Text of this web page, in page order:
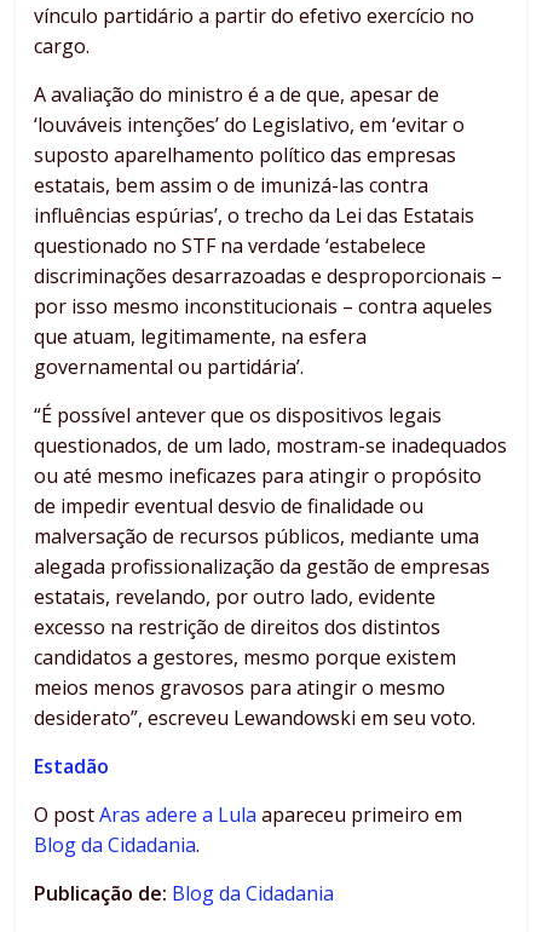
vínculo partidário a partir do efetivo exercício no
cargo.
A avaliação do ministro é a de que, apesar de
‘louváveis intenções’ do Legislativo, em ‘evitar o
suposto aparelhamento político das empresas
estatais, bem assim o de imunizá-las contra
influências espúrias’, o trecho da Lei das Estatais
questionado no STF na verdade ‘estabelece
discriminações desarrazoadas e desproporcionais –
por isso mesmo inconstitucionais – contra aqueles
que atuam, legitimamente, na esfera
governamental ou partidária’.
“É possível antever que os dispositivos legais
questionados, de um lado, mostram-se inadequados
ou até mesmo ineficazes para atingir o propósito
de impedir eventual desvio de finalidade ou
malversação de recursos públicos, mediante uma
alegada profissionalização da gestão de empresas
estatais, revelando, por outro lado, evidente
excesso na restrição de direitos dos distintos
candidatos a gestores, mesmo porque existem
meios menos gravosos para atingir o mesmo
desiderato”, escreveu Lewandowski em seu voto.
Estadão
O postAras adere a Lula apareceu primeiro em
Blog da Cidadania.
Publicação de: Blog da Cidadania